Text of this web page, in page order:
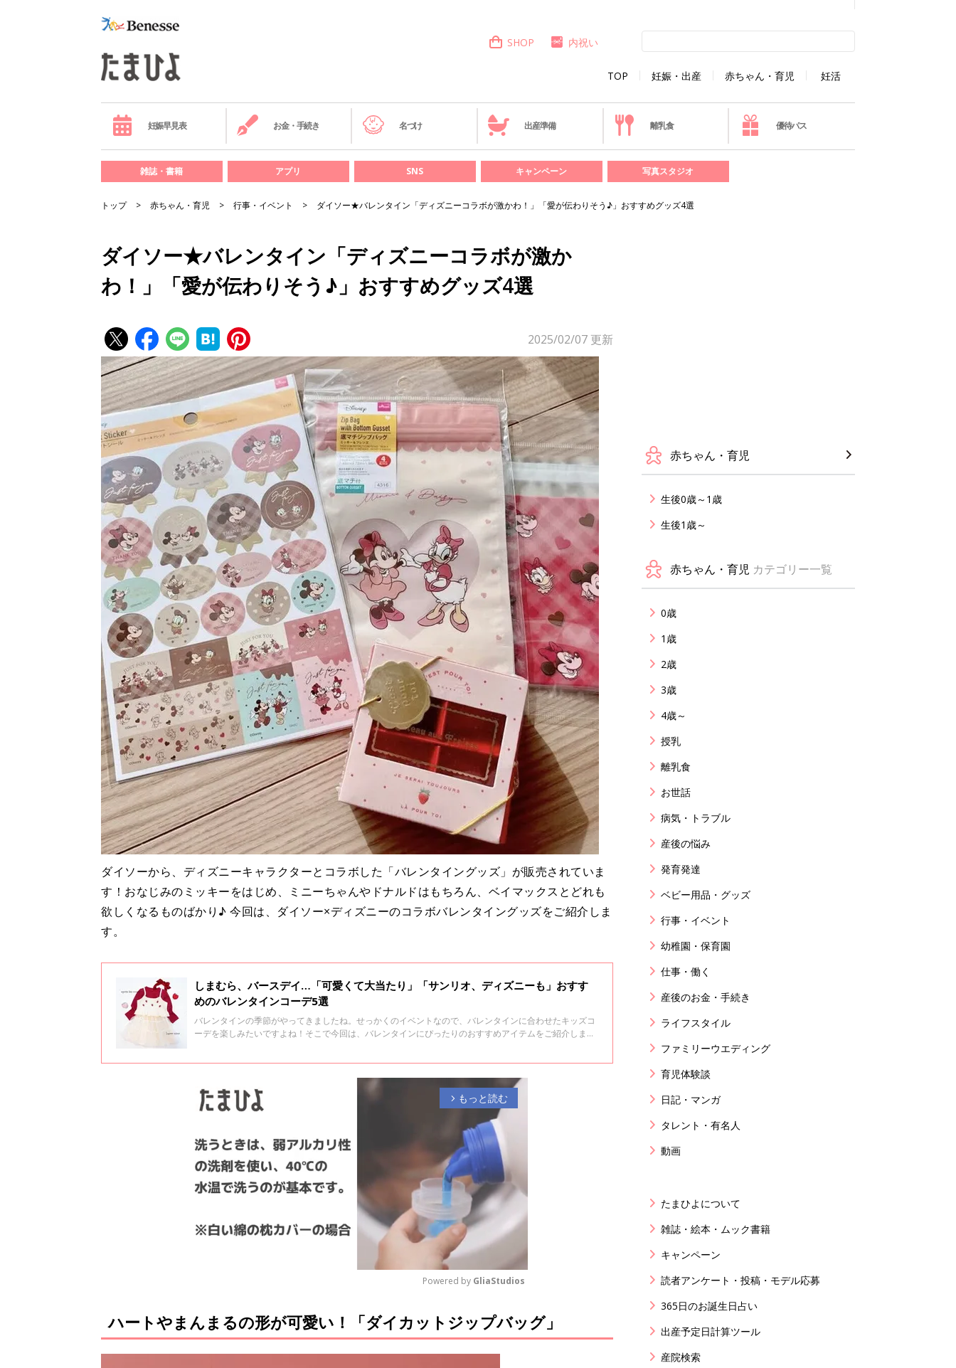
TOP 妊娠・出産 赤ちゃん・育児 妊活
SHOP 内祝い
妊娠早見表 お金・手続き 名づけ 出産準備 離乳食 優待パス
雑誌・書籍 アプリ SNS キャンペーン 写真スタジオ
トップ 赤ちゃん・育児 行事・イベント ダイソー★バレンタイン「ディズニーコラボが激かわ！」「愛が伝わりそう♪」おすすめグッズ4選
ダイソー★バレンタイン「ディズニーコラボが激か
わ！」「愛が伝わりそう♪」おすすめグッズ4選
2025/02/07 更新
ダイソーから、ディズニーキャラクターとコラボした「バレンタイングッズ」が販売されていま
す！おなじみのミッキーをはじめ、ミニーちゃんやドナルドはもちろん、ベイマックスとどれも
欲しくなるものばかり♪ 今回は、ダイソー×ディズニーのコラボバレンタイングッズをご紹介しま
す。
しまむら、バースデイ…「可愛くて大当たり」「サンリオ、ディズニーも」おすす
めのバレンタインコーデ5選
バレンタインの季節がやってきましたね。せっかくのイベントなので、バレンタインに合わせたキッズコ
ーデを楽しみたいですよね！そこで今回は、バレンタインにぴったりのおすすめアイテムをご紹介します
arrow_forward_ios もっと読む
M
u
Powered by GliaStudios
ハートやまんまるの形が可愛い！「ダイカットジップバッグ」
赤ちゃん・育児
生後0歳～1歳
生後1歳～
赤ちゃん・育児 カテゴリー一覧
0歳
1歳
2歳
3歳
4歳～
授乳
離乳食
お世話
病気・トラブル
産後の悩み
発育発達
ベビー用品・グッズ
行事・イベント
幼稚園・保育園
仕事・働く
産後のお金・手続き
ライフスタイル
ファミリーウエディング
育児体験談
日記・マンガ
タレント・有名人
動画
たまひよについて
雑誌・絵本・ムック書籍
キャンペーン
読者アンケート・投稿・モデル応募
365日のお誕生日占い
出産予定日計算ツール
産院検索